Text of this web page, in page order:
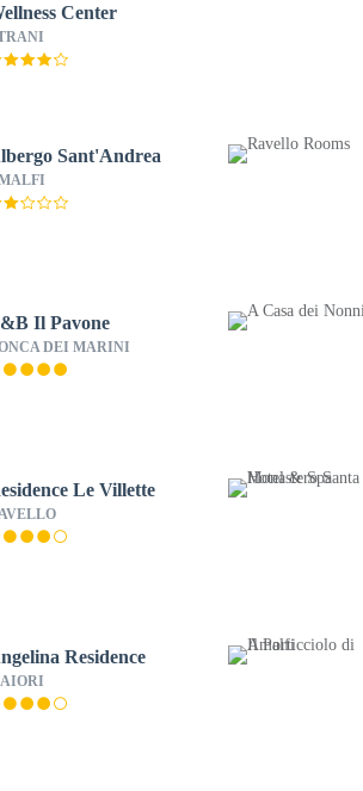
Center
Sant'Andrea
Il Pavone
DEI MARINI
Le Villette
Residence